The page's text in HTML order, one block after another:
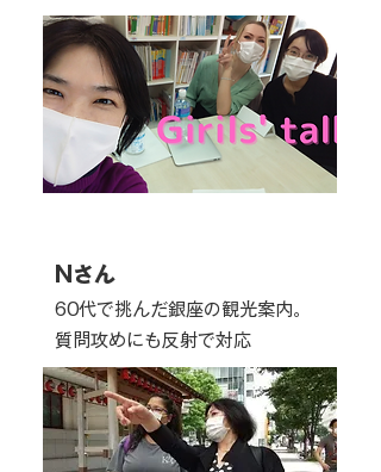
Nさん
60代で挑んだ銀座の観光案内。
質問攻めにも反射で対応